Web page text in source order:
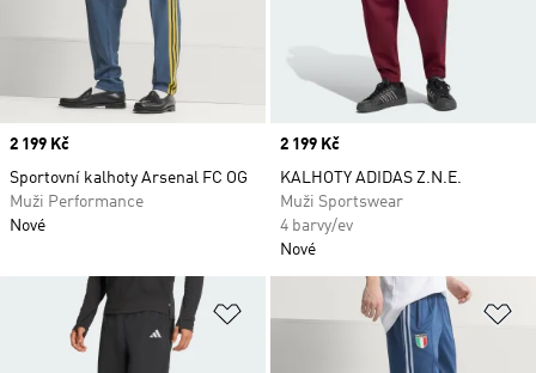
Price
2 199 Kč
Sportovní kalhoty Arsenal FC OG
Muži Performance
Nové
Price
2 199 Kč
KALHOTY ADIDAS Z.N.E.
Muži Sportswear
4 barvy/ev
Nové
Přidat do seznamu přání